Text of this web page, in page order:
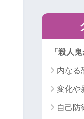
「殺人
内なる
変化や
自己防